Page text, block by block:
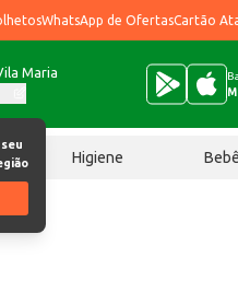
WhatsApp de OfertasCartão
Maria
Higiene